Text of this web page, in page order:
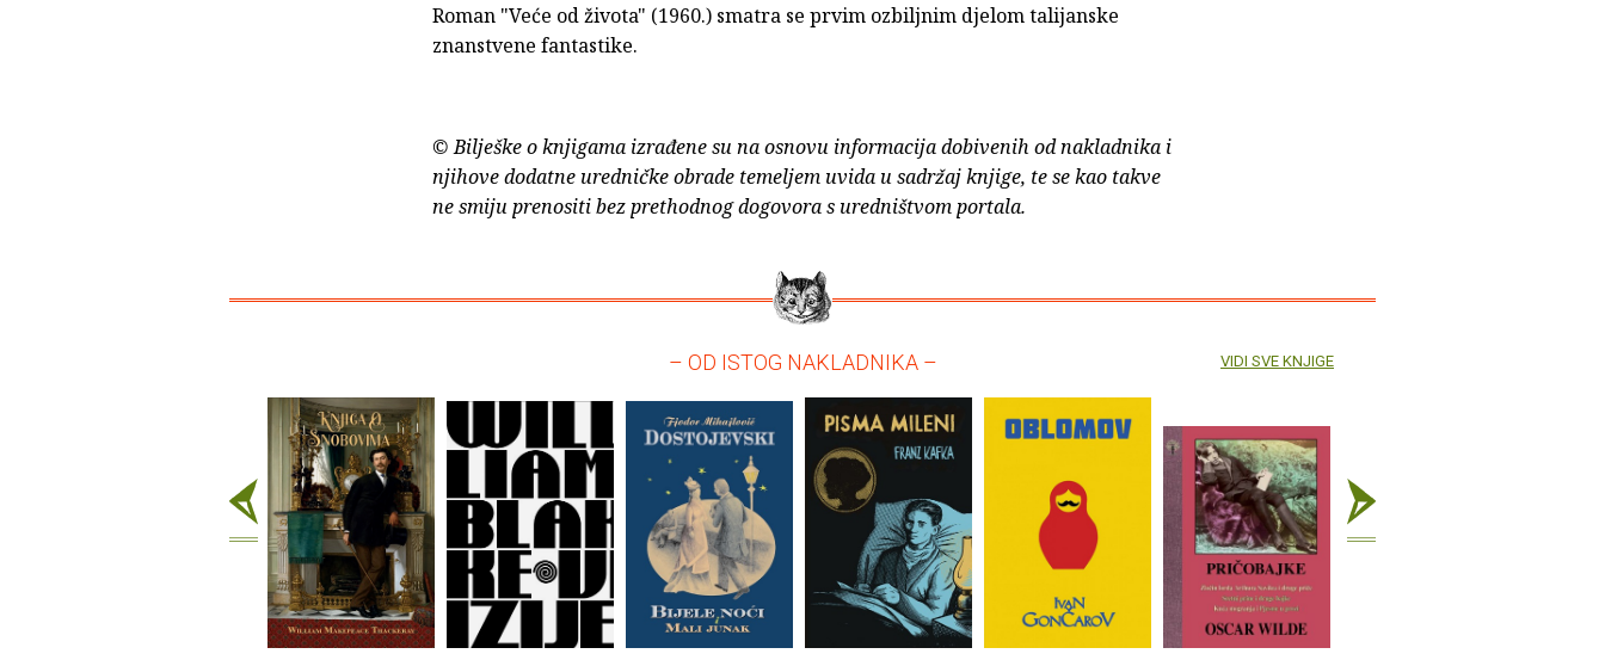
Roman "Veće od života" (1960.) smatra se prvim ozbiljnim djelom talijanske
znanstvene fantastike.
© Bilješke o knjigama izrađene su na osnovu informacija dobivenih od nakladnika i
njihove dodatne uredničke obrade temeljem uvida u sadržaj knjige, te se kao takve
ne smiju prenositi bez prethodnog dogovora s uredništvom portala.
– OD ISTOG NAKLADNIKA – VIDI SVE KNJIGE